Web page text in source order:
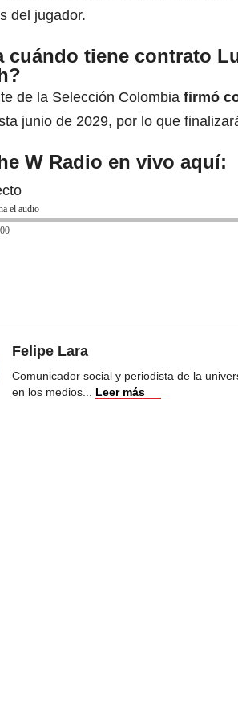
del jugador.
cuándo tiene contrato
de la Selección Colombia firmó
junio de 2029, por lo que
W Radio en vivo aquí:
el audio
Felipe Lara
Comunicador social y periodista de la
en los medios
Leer más